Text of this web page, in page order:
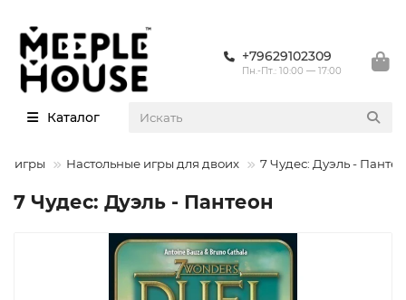
+79629102309
Пн.-Пт.: 10:00 — 17:00
Каталог
игры Настольные игры для двоих 7 Чудес: Дуэль -
7 Чудес: Дуэль - Пантеон